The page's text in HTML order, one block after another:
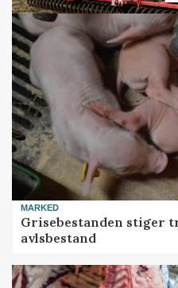
MARKED
Grisebestanden stiger
avlsbestand